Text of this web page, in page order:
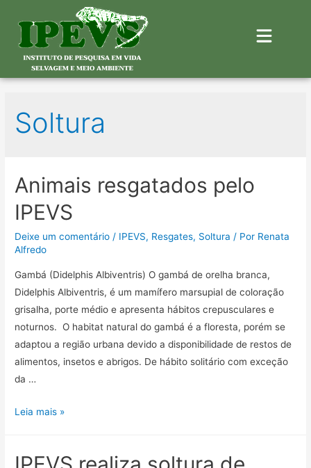
Soltura
Animais resgatados pelo
IPEVS
Deixe um comentário / IPEVS, Resgates, Soltura / Por Renata
Alfredo
Gambá (Didelphis Albiventris) O gambá de orelha branca,
Didelphis Albiventris, é um mamífero marsupial de coloração
grisalha, porte médio e apresenta hábitos crepusculares e
noturnos. O habitat natural do gambá é a floresta, porém se
adaptou a região urbana devido a disponibilidade de restos de
alimentos, insetos e abrigos. De hábito solitário com exceção
da …
Leia mais »